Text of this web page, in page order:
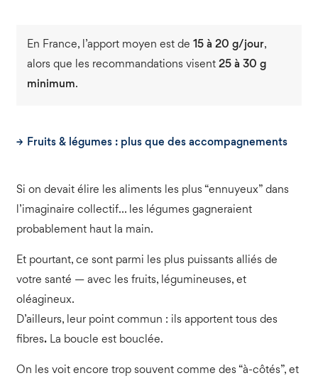
En France, l’apport moyen est de 15 à 20 g/jour,
alors que les recommandations visent 25 à 30 g
minimum.
Fruits & légumes : plus que des accompagnements
Si on devait élire les aliments les plus “ennuyeux” dans
l’imaginaire collectif… les légumes gagneraient
probablement haut la main.
Et pourtant, ce sont parmi les plus puissants alliés de
votre santé — avec les fruits, légumineuses, et
oléagineux.
D’ailleurs, leur point commun : ils apportent tous des
fibres.La boucle est bouclée.
On les voit encore trop souvent comme des “à-côtés”, et